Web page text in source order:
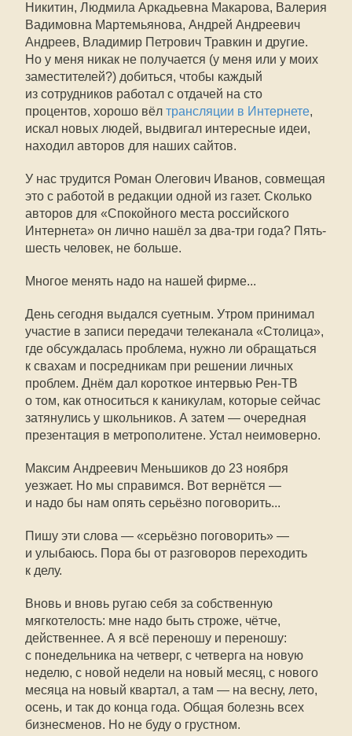
Никитин, Людмила Аркадьевна Макарова, Валерия
Вадимовна Мартемьянова, Андрей Андреевич
Андреев, Владимир Петрович Травкин и другие.
Но у меня никак не получается (у меня или у моих
заместителей?) добиться, чтобы каждый
из сотрудников работал с отдачей на сто
процентов, хорошо вёл трансляции в Интернете,
искал новых людей, выдвигал интересные идеи,
находил авторов для наших сайтов.
У нас трудится Роман Олегович Иванов, совмещая
это с работой в редакции одной из газет. Сколько
авторов для «Спокойного места российского
Интернета» он лично нашёл за два-три года? Пять-
шесть человек, не больше.
Многое менять надо на нашей фирме...
День сегодня выдался суетным. Утром принимал
участие в записи передачи телеканала «Столица»,
где обсуждалась проблема, нужно ли обращаться
к свахам и посредникам при решении личных
проблем. Днём дал короткое интервью Рен-ТВ
о том, как относиться к каникулам, которые сейчас
затянулись у школьников. А затем — очередная
презентация в метрополитене. Устал неимоверно.
Максим Андреевич Меньшиков до 23 ноября
уезжает. Но мы справимся. Вот вернётся —
и надо бы нам опять серьёзно поговорить...
Пишу эти слова — «серьёзно поговорить» —
и улыбаюсь. Пора бы от разговоров переходить
к делу.
Вновь и вновь ругаю себя за собственную
мягкотелость: мне надо быть строже, чётче,
действеннее. А я всё переношу и переношу:
с понедельника на четверг, с четверга на новую
неделю, с новой недели на новый месяц, с нового
месяца на новый квартал, а там — на весну, лето,
осень, и так до конца года. Общая болезнь всех
бизнесменов. Но не буду о грустном.